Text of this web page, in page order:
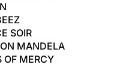
SOIR
MANDELA
OF MERCY